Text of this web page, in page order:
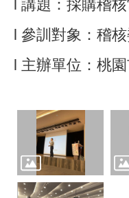
l 講題：採購稽
l 參訓對象：稽
l 主辦單位：桃